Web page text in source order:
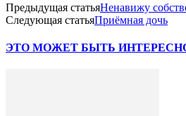
Предыдущая статьяНенавижу
Следующая статьяПриёмная дочь
ЭТО МОЖЕТ БЫТЬ